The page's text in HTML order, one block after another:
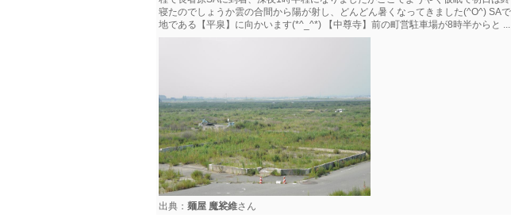
寝たのでしょうか雲の合間から陽が射し、どんどん暑くなってきました(^O^) SA
地である【平泉】に向かいます(*^_^*) 【中尊寺】前の町営駐車場が8時半からと ...
出典： 麺屋 魔裟維さん